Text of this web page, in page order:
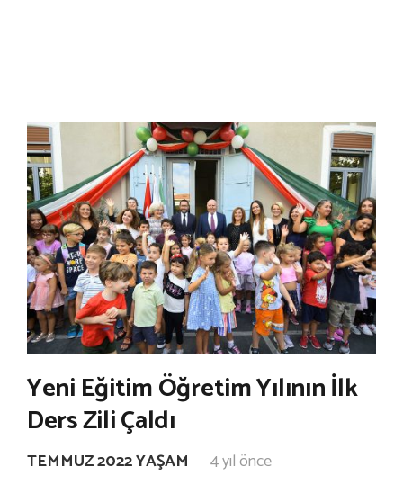
Yeni Eğitim Öğretim Yılının İlk
Ders Zili Çaldı
TEMMUZ 2022 YAŞAM 4 yıl önce